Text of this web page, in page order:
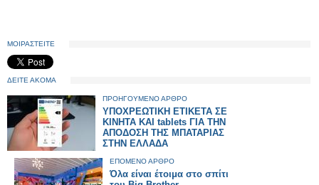
ΜΟΙΡΑΣΤΕΙΤΕ
ΔΕΙΤΕ ΑΚΟΜΑ
ΠΡΟΗΓΟΥΜΕΝΟ ΑΡΘΡΟ
ΥΠΟΧΡΕΩΤΙΚΗ ΕΤΙΚΕΤΑ ΣΕ
ΚΙΝΗΤΑ ΚΑΙ tablets ΓΙΑ ΤΗΝ
ΑΠΟΔΟΣΗ ΤΗΣ ΜΠΑΤΑΡΙΑΣ
ΣΤΗΝ ΕΛΛΑΔΑ
ΕΠΟΜΕΝΟ ΑΡΘΡΟ
Όλα είναι έτοιμα στο σπίτι